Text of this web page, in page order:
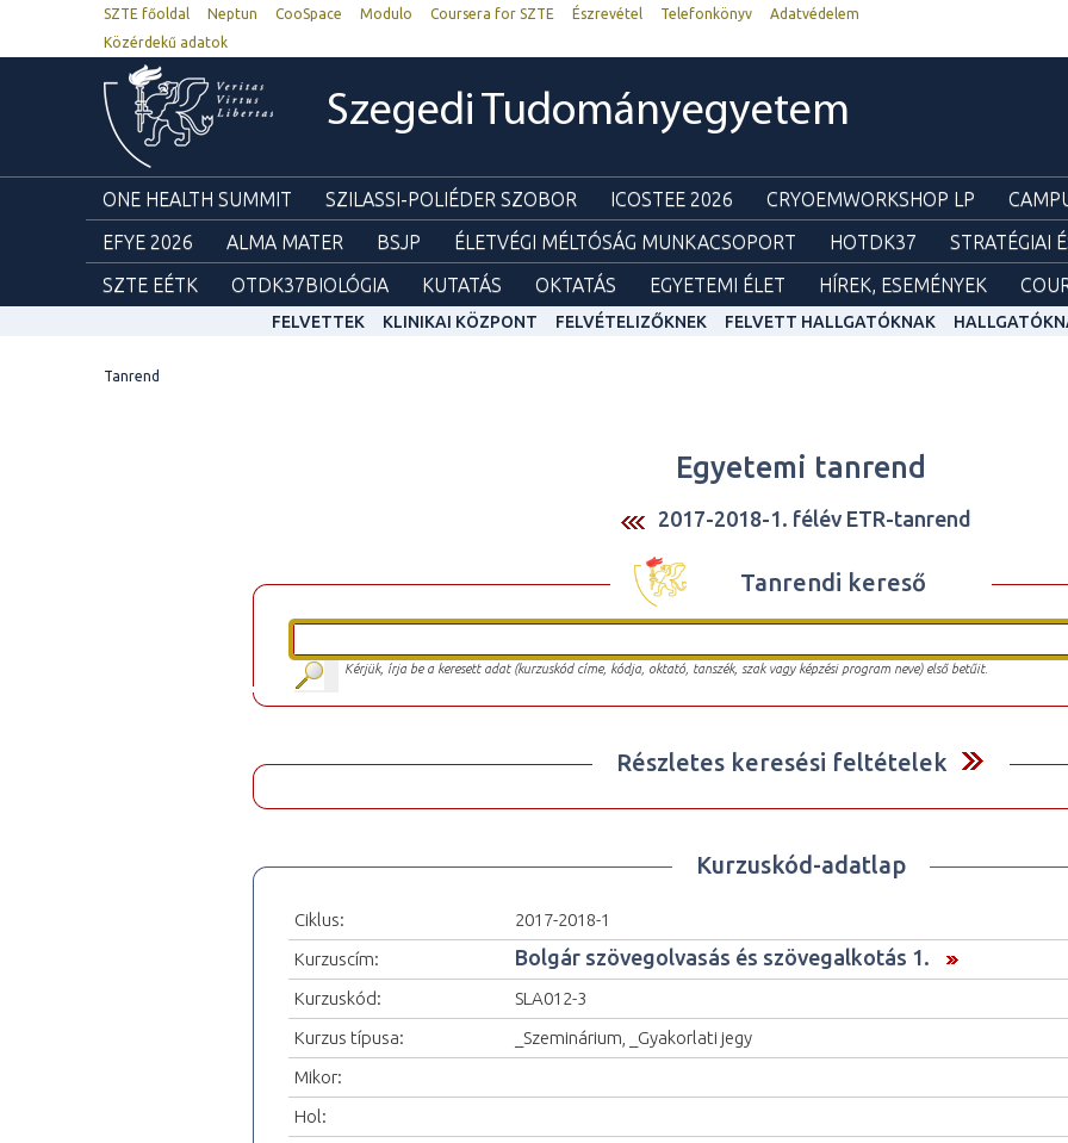
SZTE főoldal Neptun CooSpace Modulo Coursera for SZTE Észrevétel Telefonkönyv
Adatvédelem
Közérdekű adatok
Szegedi Tudományegyetem
ONE HEALTH SUMMIT SZILASSI-POLIÉDER SZOBOR ICOSTEE 2026 CRYOEMWORKSHOP LP
EFYE 2026
ALMA MATER BSJP ÉLETVÉGI MÉLTÓSÁG MUNKACSOPORT HOTDK37 STRATÉGIAI
SZTE EÉTK
OTDK37BIOLÓGIA KUTATÁS OKTATÁS EGYETEMI ÉLET HÍREK, ESEMÉNYEK
FELVETTEK KLINIKAI KÖZPONT FELVÉTELIZŐKNEK FELVETT HALLGATÓKNAK
Tanrend
Egyetemi tanrend
2017-2018-1. félév ETR-tanrend
Tanrendi kereső
Kérjük, írja be a keresett adat (kurzuskód címe, kódja, oktató, tanszék, szak vagy képzési program neve) első betűit.
Részletes keresési feltételek
Kurzuskód-adatlap
Ciklus:
2017-2018-1
Kurzuscím:
Bolgár szövegolvasás és szövegalkotás 1.
Kurzuskód:
SLA012-3
Kurzus típusa:
_Szeminárium, _Gyakorlati jegy
Mikor:
Hol: